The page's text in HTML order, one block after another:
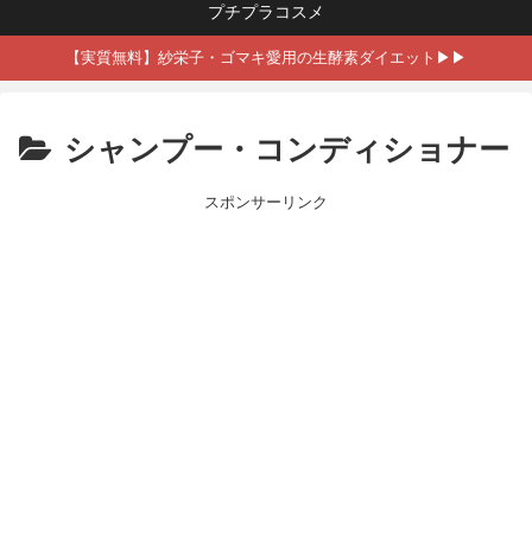
プチプラコスメ
【実質無料】紗栄子・ゴマキ愛用の生酵素ダイエット▶▶
シャンプー・コンディショナー
スポンサーリンク